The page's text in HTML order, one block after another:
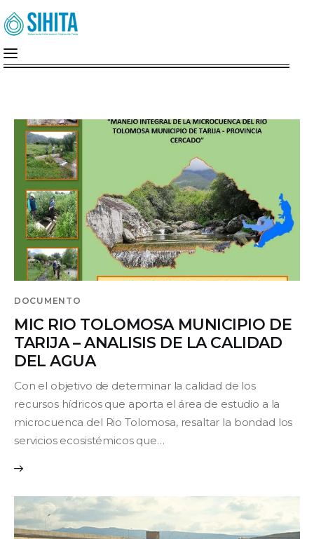
Nosotros
Cuenca Del Guadalquivir
MiMonitor
SIG-A.G.U.A
Documentos
Contacto
DOCUMENTO
MIC RIO TOLOMOSA MUNICIPIO DE
TARIJA – ANALISIS DE LA CALIDAD
DEL AGUA
Con el objetivo de determinar la calidad de los
recursos hídricos que aporta el área de estudio a la
microcuenca del Rio Tolomosa, resaltar la bondad los
servicios ecosistémicos que…